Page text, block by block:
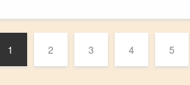
1 2 3 4 5